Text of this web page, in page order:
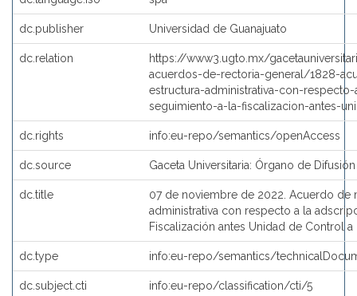
dc.publisher Universidad de Guanajuato
dc.relation
https://www3.ugto.mx/
acuerdos-de-rectoria-general/1828-
estructura-administrativa-con-
seguimiento-a-la-fiscalizacion-antes-
dc.rights info:eu-repo/semantics/openAccess
dc.source Gaceta Universitaria: Órgano de
dc.title
07 de noviembre de 2022. Acuerdo de
administrativa con respecto a la
Fiscalización antes Unidad de Control a
dc.type info:eu-repo/semantics/
dc.subject.cti info:eu-repo/classification/cti/5